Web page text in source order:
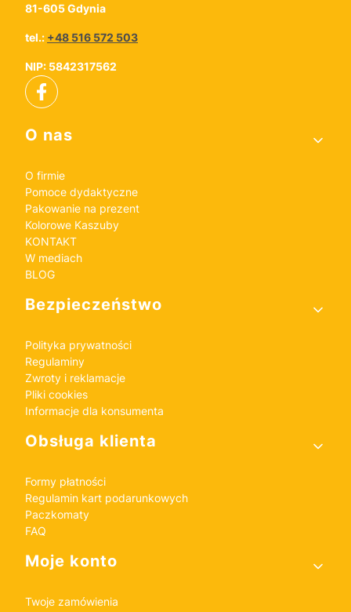
81-605 Gdynia
tel.: +48 516 572 503
NIP: 5842317562
Linki w stopce
O nas
O firmie
Pomoce dydaktyczne
Pakowanie na prezent
Kolorowe Kaszuby
KONTAKT
W mediach
BLOG
Bezpieczeństwo
Polityka prywatności
Regulaminy
Zwroty i reklamacje
Pliki cookies
Informacje dla konsumenta
Obsługa klienta
Formy płatności
Regulamin kart podarunkowych
Paczkomaty
FAQ
Moje konto
Twoje zamówienia